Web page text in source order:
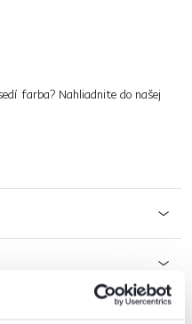
farba? Nahliadnite do našej